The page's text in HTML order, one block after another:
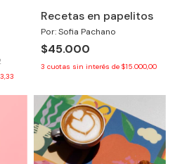
Recetas en papelitos
Por: Sofia Pachano
$45.000
3 cuotas sin interés de $15.000,00